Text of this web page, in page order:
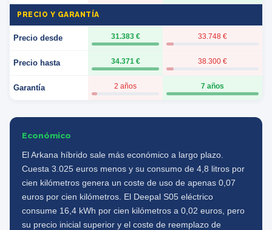
PRECIO Y GARANTÍA
Precio desde 31.383 € 33.748 €
Precio hasta 34.371 € 38.300 €
Garantía 2 años 7 años
Económico
El Arkana híbrido sale más económico a largo plazo.
Cuesta 3.025 euros menos y su consumo de 4,8 litros por
cien kilómetros genera un coste de uso de apenas 0,07
euros por cien kilómetros. El Deepal S05 eléctrico
consume 16,4 kWh por cien kilómetros a 0,02 euros, pero
su precio inicial superior y el coste de reemplazo de